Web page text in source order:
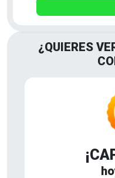
¿QUIERES